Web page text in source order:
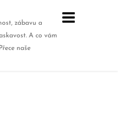
zábavu a
A co vám
naše
prostředek pro